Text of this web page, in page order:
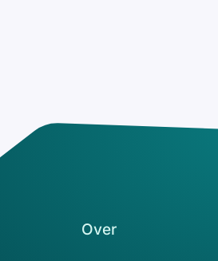
Over